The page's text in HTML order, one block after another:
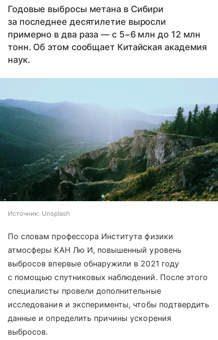
Годовые выбросы метана в Сибири
за последнее десятилетие выросли
примерно в два раза — с 5−6 млн до 12 млн
тонн. Об этом сообщает Китайская академия
наук.
Источник: Unsplash
По словам профессора Института физики
атмосферы КАН Лю И, повышенный уровень
выбросов впервые обнаружили в 2021 году
с помощью спутниковых наблюдений. После этого
специалисты провели дополнительные
исследования и эксперименты, чтобы подтвердить
данные и определить причины ускорения
выбросов.